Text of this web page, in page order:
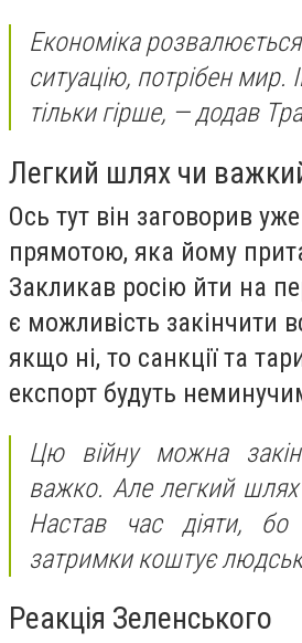
Економіка
ситуацію, потрібен мир.
тільки гірше, — додав
Легкий шлях чи
Ось тут він заговорив
прямотою, яка йому
Закликав росію йти на
є можливість закінчити
якщо ні, то санкції та
експорт будуть
Цю війну можна
важко. Але легкий
Настав час діяти,
затримки коштує
Реакція Зеленського